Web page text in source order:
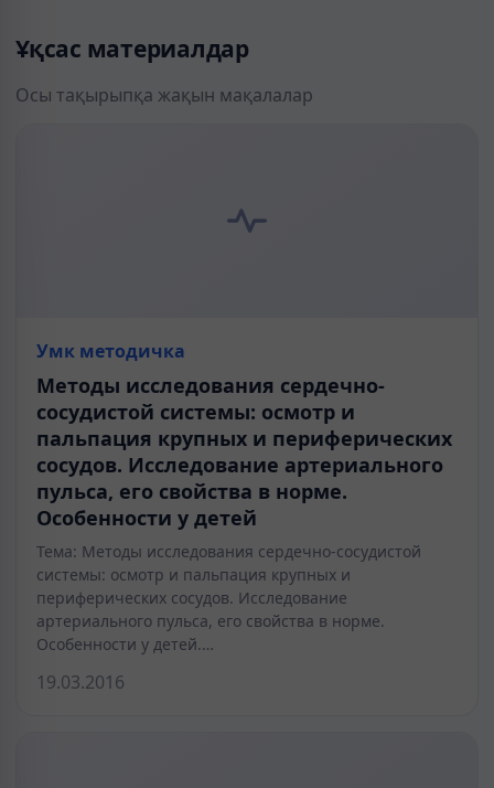
Ұқсас материалдар
Осы тақырыпқа жақын мақалалар
Умк методичка
Методы исследования сердечно-
сосудистой системы: осмотр и
пальпация крупных и периферических
сосудов. Исследование артериального
пульса, его свойства в норме.
Особенности у детей
Тема: Методы исследования сердечно-сосудистой
системы: осмотр и пальпация крупных и
периферических сосудов. Исследование
артериального пульса, его свойства в норме.
Особенности у детей.…
19.03.2016